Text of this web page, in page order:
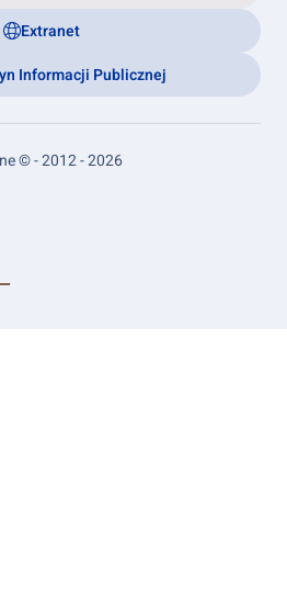
Extranet
Informacji Publicznej
© - 2012 - 2026